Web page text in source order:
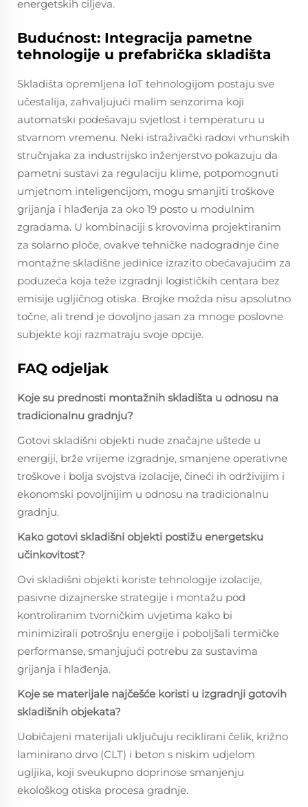
energetskih ciljeva.
Budućnost: Integracija pametne
tehnologije u prefabrička skladišta
Skladišta opremljena IoT tehnologijom postaju sve
učestalija, zahvaljujući malim senzorima koji
automatski podešavaju svjetlost i temperaturu u
stvarnom vremenu. Neki istraživački radovi vrhunskih
stručnjaka za industrijsko inženjerstvo pokazuju da
pametni sustavi za regulaciju klime, potpomognuti
umjetnom inteligencijom, mogu smanjiti troškove
grijanja i hlađenja za oko 19 posto u modulnim
zgradama. U kombinaciji s krovovima projektiranim
za solarno ploče, ovakve tehničke nadogradnje čine
montažne skladišne jedinice izrazito obećavajućim za
poduzeća koja teže izgradnji logističkih centara bez
emisije ugljičnog otiska. Brojke možda nisu apsolutno
točne, ali trend je dovoljno jasan za mnoge poslovne
subjekte koji razmatraju svoje opcije.
FAQ odjeljak
Koje su prednosti montažnih skladišta u odnosu na
tradicionalnu gradnju?
Gotovi skladišni objekti nude značajne uštede u
energiji, brže vrijeme izgradnje, smanjene operativne
troškove i bolja svojstva izolacije, čineći ih održivijim i
ekonomski povoljnijim u odnosu na tradicionalnu
gradnju.
Kako gotovi skladišni objekti postižu energetsku
učinkovitost?
Ovi skladišni objekti koriste tehnologije izolacije,
pasivne dizajnerske strategije i montažu pod
kontroliranim tvorničkim uvjetima kako bi
minimizirali potrošnju energije i poboljšali termičke
performanse, smanjujući potrebu za sustavima
grijanja i hlađenja.
Koje se materijale najčešće koristi u izgradnji gotovih
skladišnih objekata?
Uobičajeni materijali uključuju reciklirani čelik, križno
laminirano drvo (CLT) i beton s niskim udjelom
ugljika, koji sveukupno doprinose smanjenju
ekološkog otiska procesa gradnje.